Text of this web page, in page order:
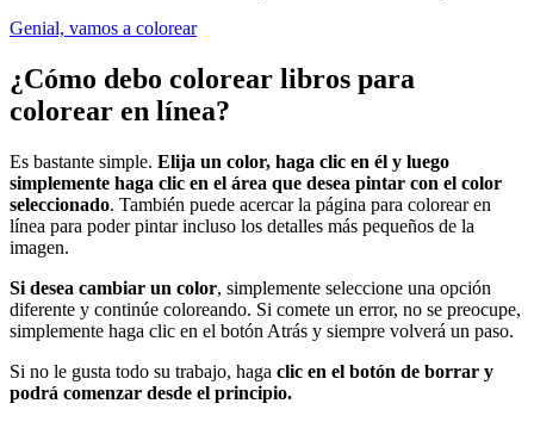
Genial, vamos a colorear
¿Cómo debo colorear libros para
colorear en línea?
Es bastante simple. Elija un color, haga clic en él y luego
simplemente haga clic en el área que desea pintar con el color
seleccionado. También puede acercar la página para colorear en
línea para poder pintar incluso los detalles más pequeños de la
imagen.
Si desea cambiar un color, simplemente seleccione una opción
diferente y continúe coloreando. Si comete un error, no se preocupe,
simplemente haga clic en el botón Atrás y siempre volverá un paso.
Si no le gusta todo su trabajo, haga clic en el botón de borrar y
podrá comenzar desde el principio.